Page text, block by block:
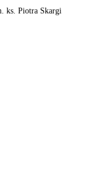
ks. Piotra Skargi